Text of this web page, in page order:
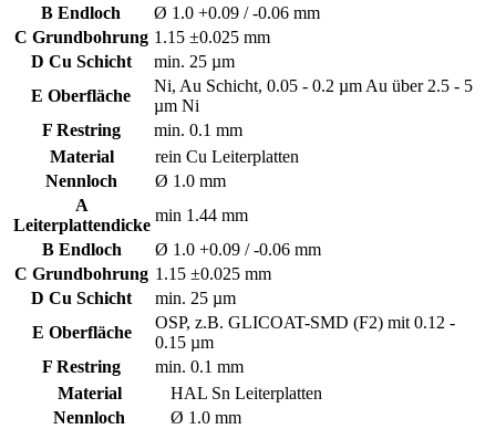
B Endloch
Ø 1.0 +0.09 / -0.06 mm
C Grundbohrung 1.15 ±0.025 mm
D Cu Schicht
min. 25 µm
E Oberfläche
Ni, Au Schicht, 0.05 - 0.2 µm Au über 2.5 - 5
µm Ni
F Restring
min. 0.1 mm
Material
rein Cu Leiterplatten
Nennloch
Ø 1.0 mm
A
Leiterplattendicke
min 1.44 mm
B Endloch
Ø 1.0 +0.09 / -0.06 mm
C Grundbohrung 1.15 ±0.025 mm
D Cu Schicht
min. 25 µm
E Oberfläche
OSP, z.B. GLICOAT-SMD (F2) mit 0.12 -
0.15 µm
F Restring
min. 0.1 mm
Material
HAL Sn Leiterplatten
Nennloch
Ø 1.0 mm